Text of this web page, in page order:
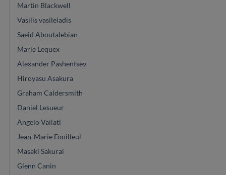
Martin Blackwell
Vasilis vasileiadis
Saeid Aboutalebian
Marie Lequex
Alexander Pashentsev
Hiroyasu Asakura
Graham Caldersmith
Daniel Lesueur
Angelo Vailati
Jean-Marie Fouilleul
Masaki Sakurai
Glenn Canin